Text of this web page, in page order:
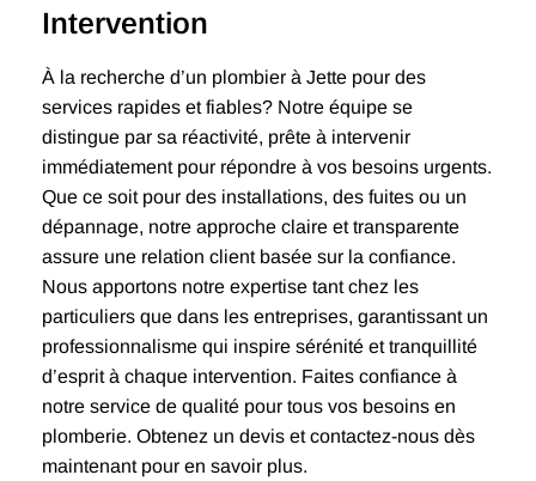
Intervention
À la recherche d’un plombier à Jette pour des
services rapides et fiables? Notre équipe se
distingue par sa réactivité, prête à intervenir
immédiatement pour répondre à vos besoins urgents.
Que ce soit pour des installations, des fuites ou un
dépannage, notre approche claire et transparente
assure une relation client basée sur la confiance.
Nous apportons notre expertise tant chez les
particuliers que dans les entreprises, garantissant un
professionnalisme qui inspire sérénité et tranquillité
d’esprit à chaque intervention. Faites confiance à
notre service de qualité pour tous vos besoins en
plomberie. Obtenez un devis et contactez-nous dès
maintenant pour en savoir plus.